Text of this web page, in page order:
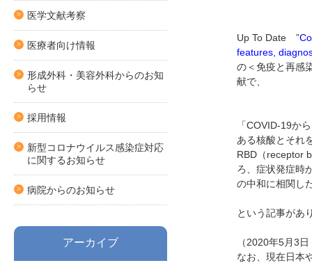
医学文献考察
医療者向け情報
形成外科・美容外科からのお知
らせ
採用情報
新型コロナウイルス感染症対応
に関するお知らせ
病院からのお知らせ
アーカイブ
Up To Date ”
features,
の＜免疫と再感
献で、
「COVID-19か
ある核酸とそれ
RBD（receptor
ろ、症状発症時
の中和に相関し
という記事があ
（2020年5月3
なお、現在日本